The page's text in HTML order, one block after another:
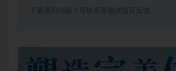
下载遇到问题？可联系客服或留言反馈